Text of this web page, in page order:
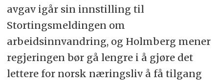
avgav igår sin innstilling til
Stortingsmeldingen om
arbeidsinnvandring, og Holmberg mener
regjeringen bør gå lengre i å gjøre det
lettere for norsk næringsliv å få tilgang